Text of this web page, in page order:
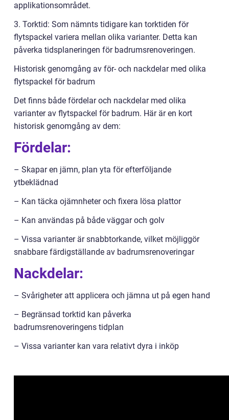
applikationsområdet.
3. Torktid: Som nämnts tidigare kan torktiden för
flytspackel variera mellan olika varianter. Detta kan
påverka tidsplaneringen för badrumsrenoveringen.
Historisk genomgång av för- och nackdelar med olika
flytspackel för badrum
Det finns både fördelar och nackdelar med olika
varianter av flytspackel för badrum. Här är en kort
historisk genomgång av dem:
Fördelar:
– Skapar en jämn, plan yta för efterföljande
ytbeklädnad
– Kan täcka ojämnheter och fixera lösa plattor
– Kan användas på både väggar och golv
– Vissa varianter är snabbtorkande, vilket möjliggör
snabbare färdigställande av badrumsrenoveringar
Nackdelar:
– Svårigheter att applicera och jämna ut på egen hand
– Begränsad torktid kan påverka
badrumsrenoveringens tidplan
– Vissa varianter kan vara relativt dyra i inköp